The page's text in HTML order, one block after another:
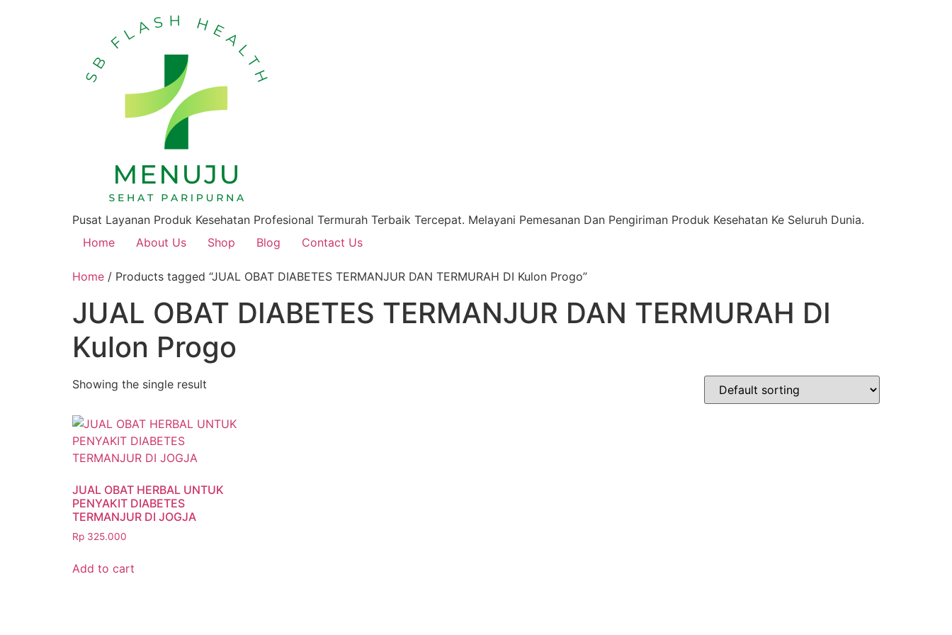
Pusat Layanan Produk Kesehatan Profesional Termurah Terbaik Tercepat. Melayani Pemesanan Dan Pengiriman Produk Kesehatan Ke Seluruh Dunia.
Home
About Us Shop Blog Contact Us
Home / Products tagged “JUAL OBAT DIABETES TERMANJUR DAN TERMURAH DI Kulon Progo”
JUAL OBAT DIABETES TERMANJUR DAN TERMURAH DI
Kulon Progo
Showing the single result
JUAL OBAT HERBAL UNTUK
PENYAKIT DIABETES
TERMANJUR DI JOGJA
Rp 325.000
Add to cart